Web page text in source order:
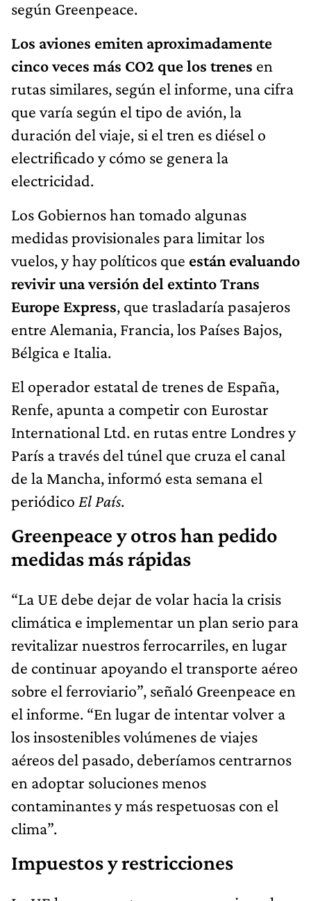
según Greenpeace.
Los aviones emiten aproximadamente
cinco veces más CO2 que los trenes en
rutas similares, según el informe, una cifra
que varía según el tipo de avión, la
duración del viaje, si el tren es diésel o
electrificado y cómo se genera la
electricidad.
Los Gobiernos han tomado algunas
medidas provisionales para limitar los
vuelos, y hay políticos que están evaluando
revivir una versión del extinto Trans
Europe Express, que trasladaría pasajeros
entre Alemania, Francia, los Países Bajos,
Bélgica e Italia.
El operador estatal de trenes de España,
Renfe, apunta a competir con Eurostar
International Ltd. en rutas entre Londres y
París a través del túnel que cruza el canal
de la Mancha, informó esta semana el
periódico El País.
Greenpeace y otros han pedido
medidas más rápidas
“La UE debe dejar de volar hacia la crisis
climática e implementar un plan serio para
revitalizar nuestros ferrocarriles, en lugar
de continuar apoyando el transporte aéreo
sobre el ferroviario”, señaló Greenpeace en
el informe. “En lugar de intentar volver a
los insostenibles volúmenes de viajes
aéreos del pasado, deberíamos centrarnos
en adoptar soluciones menos
contaminantes y más respetuosas con el
clima”.
Impuestos y restricciones